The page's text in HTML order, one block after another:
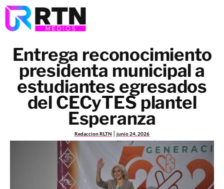
Entrega reconocimiento
presidenta municipal a
estudiantes egresados
del CECyTES plantel
Esperanza
Redaccion RLTN junio 24, 2026